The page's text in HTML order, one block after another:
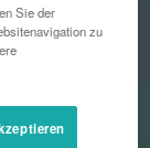
Sie der
zu